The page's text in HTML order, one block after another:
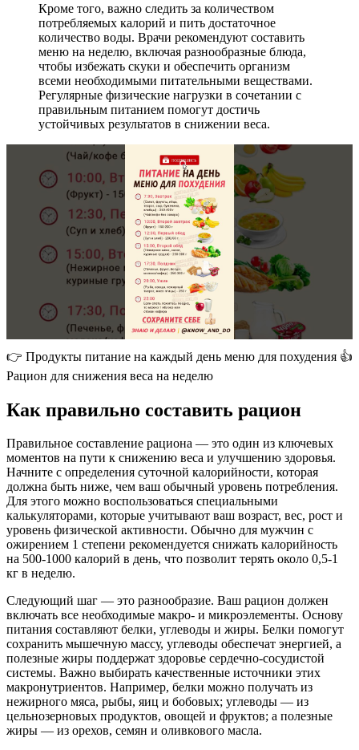
Кроме того, важно следить за количеством
потребляемых калорий и пить достаточное
количество воды. Врачи рекомендуют составить
меню на неделю, включая разнообразные блюда,
чтобы избежать скуки и обеспечить организм
всеми необходимыми питательными веществами.
Регулярные физические нагрузки в сочетании с
правильным питанием помогут достичь
устойчивых результатов в снижении веса.
👉 Продукты питание на каждый день меню для похудения 👍
Рацион для снижения веса на неделю
Как правильно составить рацион
Правильное составление рациона — это один из ключевых
моментов на пути к снижению веса и улучшению здоровья.
Начните с определения суточной калорийности, которая
должна быть ниже, чем ваш обычный уровень потребления.
Для этого можно воспользоваться специальными
калькуляторами, которые учитывают ваш возраст, вес, рост и
уровень физической активности. Обычно для мужчин с
ожирением 1 степени рекомендуется снижать калорийность
на 500-1000 калорий в день, что позволит терять около 0,5-1
кг в неделю.
Следующий шаг — это разнообразие. Ваш рацион должен
включать все необходимые макро- и микроэлементы. Основу
питания составляют белки, углеводы и жиры. Белки помогут
сохранить мышечную массу, углеводы обеспечат энергией, а
полезные жиры поддержат здоровье сердечно-сосудистой
системы. Важно выбирать качественные источники этих
макронутриентов. Например, белки можно получать из
нежирного мяса, рыбы, яиц и бобовых; углеводы — из
цельнозерновых продуктов, овощей и фруктов; а полезные
жиры — из орехов, семян и оливкового масла.